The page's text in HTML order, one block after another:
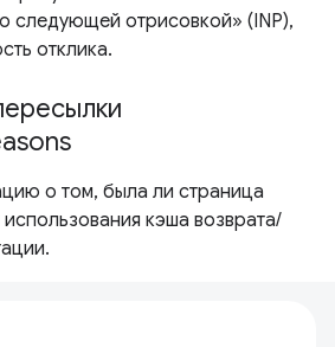
следующей отрисовкой» (INP),
отклика.
о том, была ли страница
кэша возврата/